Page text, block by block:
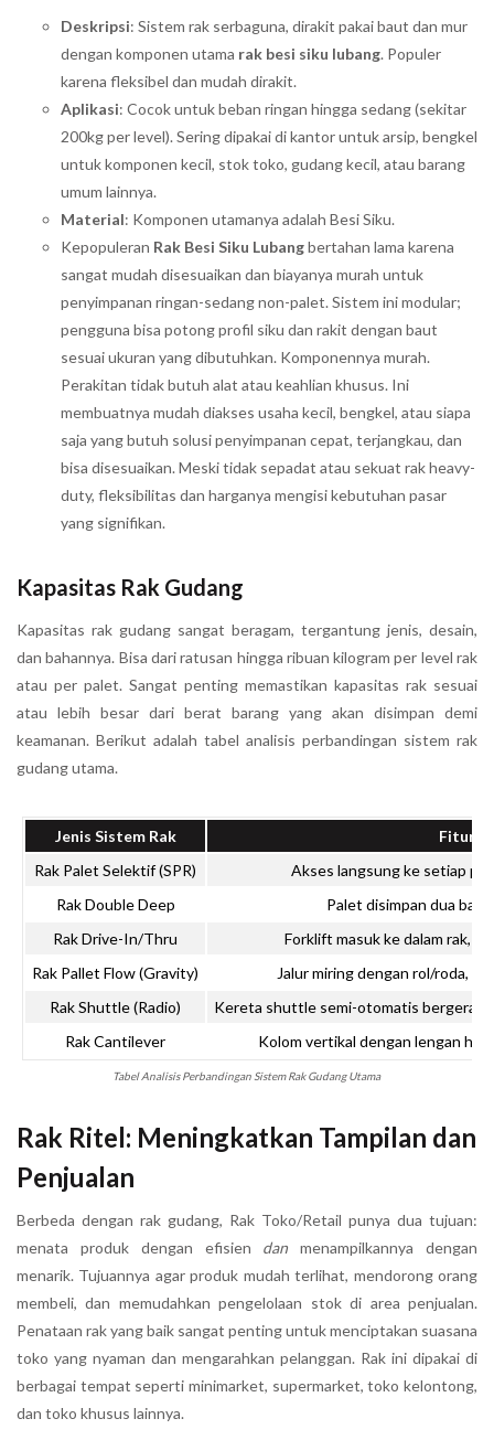
Deskripsi: Sistem rak serbaguna, dirakit pakai baut dan mur
dengan komponen utama rak besi siku lubang. Populer
karena fleksibel dan mudah dirakit.
Aplikasi: Cocok untuk beban ringan hingga sedang (sekitar
200kg per level). Sering dipakai di kantor untuk arsip, bengkel
untuk komponen kecil, stok toko, gudang kecil, atau barang
umum lainnya.
Material: Komponen utamanya adalah Besi Siku.
Kepopuleran Rak Besi Siku Lubangbertahan lama karena
sangat mudah disesuaikan dan biayanya murah untuk
penyimpanan ringan-sedang non-palet. Sistem ini modular;
pengguna bisa potong profil siku dan rakit dengan baut
sesuai ukuran yang dibutuhkan. Komponennya murah.
Perakitan tidak butuh alat atau keahlian khusus. Ini
membuatnya mudah diakses usaha kecil, bengkel, atau siapa
saja yang butuh solusi penyimpanan cepat, terjangkau, dan
bisa disesuaikan. Meski tidak sepadat atau sekuat rak heavy-
duty, fleksibilitas dan harganya mengisi kebutuhan pasar
yang signifikan.
Kapasitas Rak Gudang
Kapasitas rak gudang sangat beragam, tergantung jenis, desain,
dan bahannya. Bisa dari ratusan hingga ribuan kilogram per level rak
atau per palet. Sangat penting memastikan kapasitas rak sesuai
atau lebih besar dari berat barang yang akan disimpan demi
keamanan. Berikut adalah tabel analisis perbandingan sistem rak
gudang utama.
Jenis Sistem Rak
Fitur
Rak Palet Selektif (SPR)
Akses langsung ke setiap
Rak Double Deep
Palet disimpan dua
Rak Drive-In/Thru
Forklift masuk ke dalam rak,
Rak Pallet Flow (Gravity)
Jalur miring dengan rol/roda,
Rak Shuttle (Radio)
Kereta shuttle semi-otomatis bergerak
Rak Cantilever
Kolom vertikal dengan lengan
Tabel Analisis Perbandingan Sistem Rak Gudang Utama
Rak Ritel: Meningkatkan Tampilan dan
Penjualan
Berbeda dengan rak gudang, Rak Toko/Retail punya dua tujuan:
menata produk dengan efisien dan menampilkannya dengan
menarik. Tujuannya agar produk mudah terlihat, mendorong orang
membeli, dan memudahkan pengelolaan stok di area penjualan.
Penataan rak yang baik sangat penting untuk menciptakan suasana
toko yang nyaman dan mengarahkan pelanggan. Rak ini dipakai di
berbagai tempat seperti minimarket, supermarket, toko kelontong,
dan toko khusus lainnya.